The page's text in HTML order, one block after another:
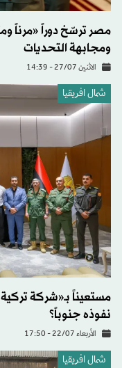
مصر ترسّخ دوراً «مرناً
ومجابهة التحديات
الاثنين 27/07 - 14:39
شمال افريقيا
مستعيناً بـ«شركة
نفوذه جنوباً؟
الأربعاء 22/07 - 17:50
شمال افريقيا